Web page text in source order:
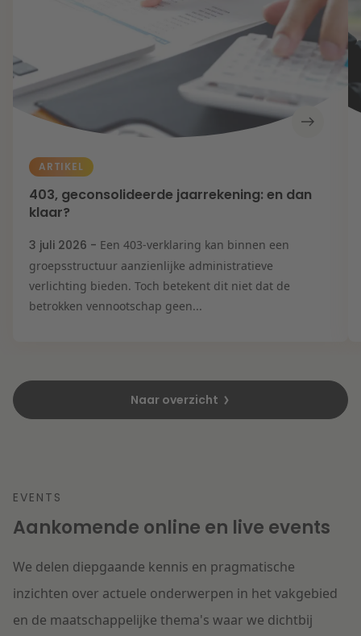
ARTIKEL
403, geconsolideerde jaarrekening: en dan
klaar?
3 juli 2026 - Een 403-verklaring kan binnen een
groepsstructuur aanzienlijke administratieve
verlichting bieden. Toch betekent dit niet dat de
betrokken vennootschap geen...
Naar overzicht
EVENTS
Aankomende online en live events
We delen diepgaande kennis en pragmatische
inzichten over actuele onderwerpen in het vakgebied
en de maatschappelijke thema's waar we dichtbij